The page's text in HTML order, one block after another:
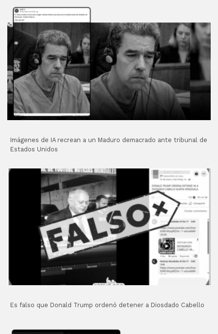
Imágenes de IA recrean a un Maduro demacrado ante tribunal de
Estados Unidos
Es falso que Donald Trump ordenó detener a Diosdado Cabello